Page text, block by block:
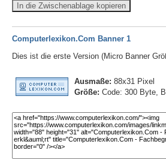
In die Zwischenablage kopieren
Computerlexikon.Com Banner 1
Dies ist die erste Version (Micro Banner
Ausmaße: 88x31 Pixel
Größe: Code: 300 Byte,